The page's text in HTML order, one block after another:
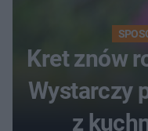
Kret znów
Wystarczy
z